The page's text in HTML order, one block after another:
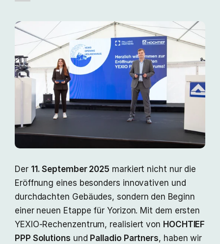
Der 11. September 2025 markiert nicht nur die
Eröffnung eines besonders innovativen und
durchdachten Gebäudes, sondern den Beginn
einer neuen Etappe für Yorizon. Mit dem ersten
YEXIO‑Rechenzentrum, realisiert von HOCHTIEF
PPP Solutions und Palladio Partners, haben wir